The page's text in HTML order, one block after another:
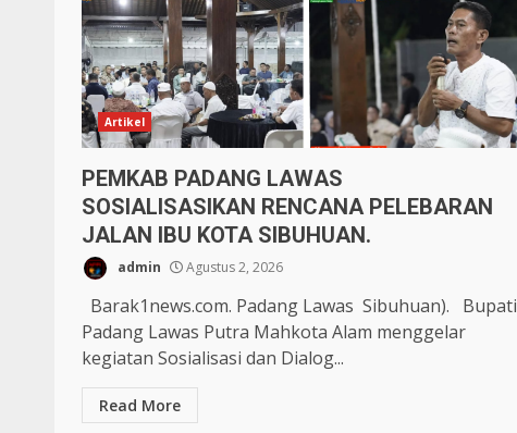
Artikel
PEMKAB PADANG LAWAS
SOSIALISASIKAN RENCANA PELEBARAN
JALAN IBU KOTA SIBUHUAN.
admin Agustus 2, 2026
Barak1news.com. Padang Lawas Sibuhuan). Bupati
Padang Lawas Putra Mahkota Alam menggelar
kegiatan Sosialisasi dan Dialog...
Read More